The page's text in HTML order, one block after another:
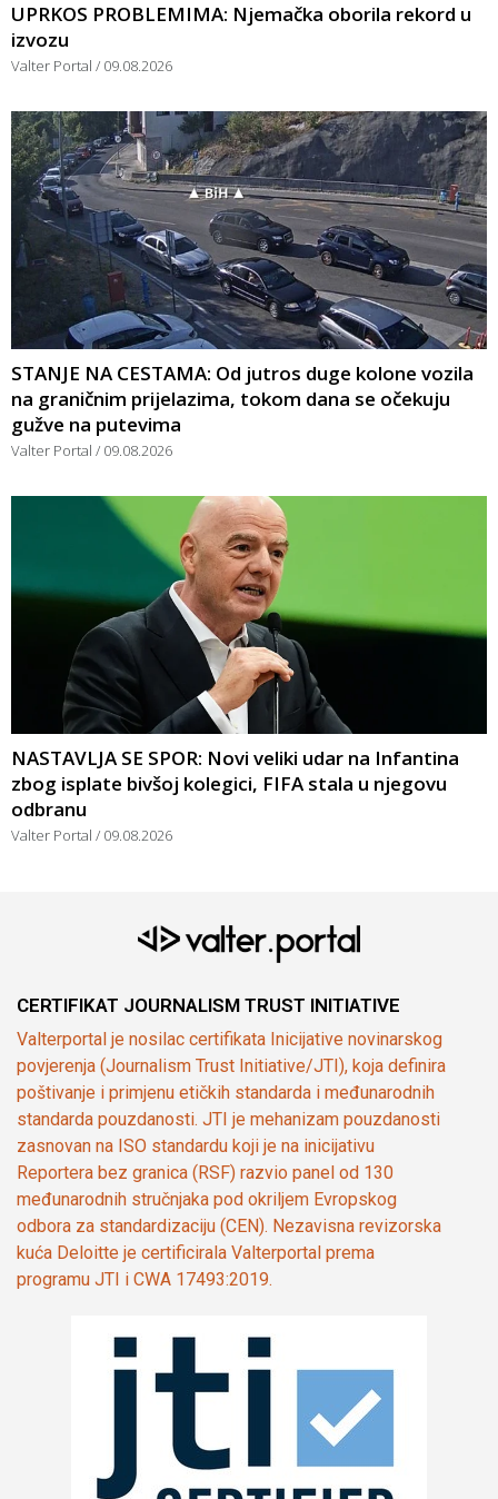
UPRKOS PROBLEMIMA: Njemačka oborila rekord u
izvozu
Valter Portal 09.08.2026
STANJE NA CESTAMA: Od jutros duge kolone vozila
na graničnim prijelazima, tokom dana se očekuju
gužve na putevima
Valter Portal 09.08.2026
NASTAVLJA SE SPOR: Novi veliki udar na Infantina
zbog isplate bivšoj kolegici, FIFA stala u njegovu
odbranu
Valter Portal 09.08.2026
CERTIFIKAT JOURNALISM TRUST INITIATIVE
Valterportal je nosilac certifikata Inicijative novinarskog
povjerenja (Journalism Trust Initiative/JTI), koja definira
poštivanje i primjenu etičkih standarda i međunarodnih
standarda pouzdanosti. JTI je mehanizam pouzdanosti
zasnovan na ISO standardu koji je na inicijativu
Reportera bez granica (RSF) razvio panel od 130
međunarodnih stručnjaka pod okriljem Evropskog
odbora za standardizaciju (CEN). Nezavisna revizorska
kuća Deloitte je certificirala Valterportal prema
programu JTI i CWA 17493:2019.